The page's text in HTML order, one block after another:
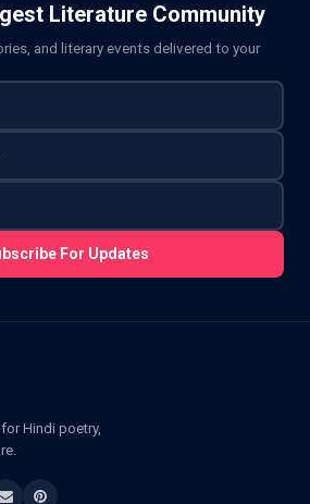
Literature Community
and literary events delivered to your
For Updates
Hindi poetry,